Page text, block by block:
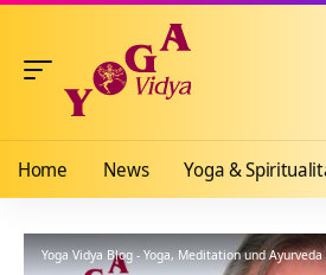
Home News Yoga &
Yoga Vidya Blog - Yoga, Meditation und Ayurveda